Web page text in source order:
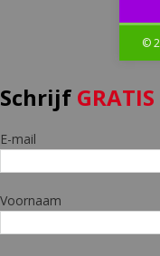
©
Schrijf GRATIS
E-mail
Voornaam